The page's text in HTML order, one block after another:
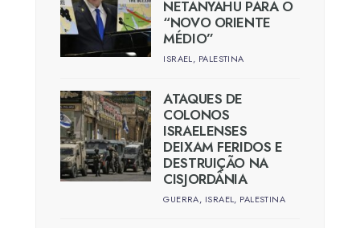
NETANYAHU PARA O
“NOVO ORIENTE
MÉDIO”
ISRAEL, PALESTINA
ATAQUES DE
COLONOS
ISRAELENSES
DEIXAM FERIDOS E
DESTRUIÇÃO NA
CISJORDÂNIA
GUERRA, ISRAEL, PALESTINA